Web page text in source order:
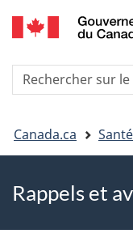
Vous
êtes
ici
Canada.ca Santé
Rappels et